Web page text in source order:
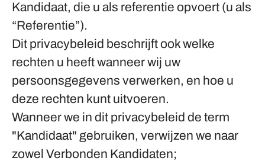
Kandidaat, die u als referentie opvoert (u als
“Referentie”).
Dit privacybeleid beschrijft ook welke
rechten u heeft wanneer wij uw
persoonsgegevens verwerken, en hoe u
deze rechten kunt uitvoeren.
Wanneer we in dit privacybeleid de term
"Kandidaat" gebruiken, verwijzen we naar
zowel Verbonden Kandidaten;